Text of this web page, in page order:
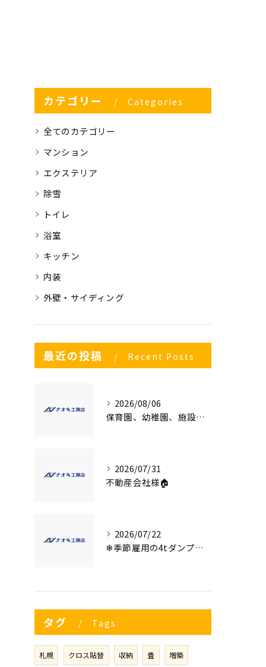
カテゴリー Categories
全てのカテゴリー
マンション
エクステリア
除雪
トイレ
浴室
キッチン
内装
外壁・サイディング
最近の投稿 Recent Posts
2026/08/06
保育園、幼稚園、施設様！！内装リフォームでお悩み事はございませんか？
2026/07/31
不動産会社様🏠
2026/07/22
❄季節雇用の4tダンプの運転手募集⛄
タグ Tags
札幌 クロス貼替 収納 畳 増築